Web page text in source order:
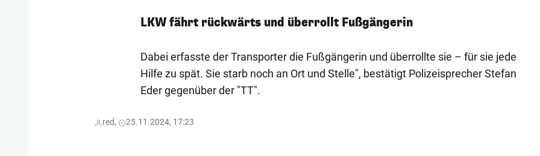
LKW fährt rückwärts und überrollt Fußgängerin
Dabei erfasste der Transporter die Fußgängerin und überrollte sie – für sie jede
Hilfe zu spät. Sie starb noch an Ort und Stelle", bestätigt Polizeisprecher Stefan
Eder gegenüber der "TT".
red, 25.11.2024, 17:23